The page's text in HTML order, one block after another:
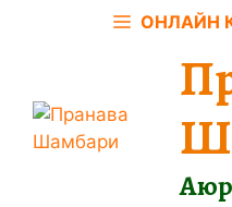
ОНЛАЙН